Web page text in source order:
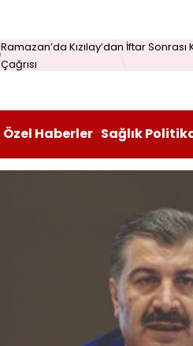
Ramazan’da Kızılay’dan İftar Sonrası
Çağrısı
Özel Haberler Sağlık